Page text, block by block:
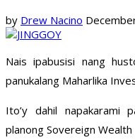
by Drew Nacino
Nais ipabusisi nang
panukalang Maharlika
Ito’y dahil napakarami
planong Sovereign Wealth